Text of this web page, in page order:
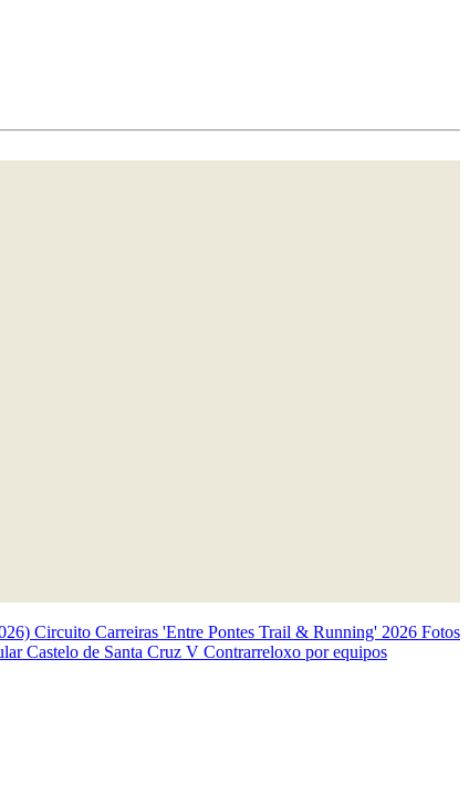
Circuito Carreiras 'Entre Pontes Trail & Running' 2026 Fotos
Castelo de Santa Cruz V Contrarreloxo por equipos